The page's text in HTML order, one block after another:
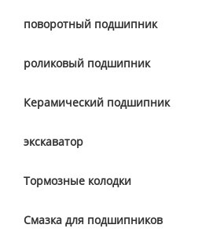
поворотный подшипник
роликовый подшипник
Керамический подшипник
экскаватор
Тормозные колодки
Смазка для подшипников